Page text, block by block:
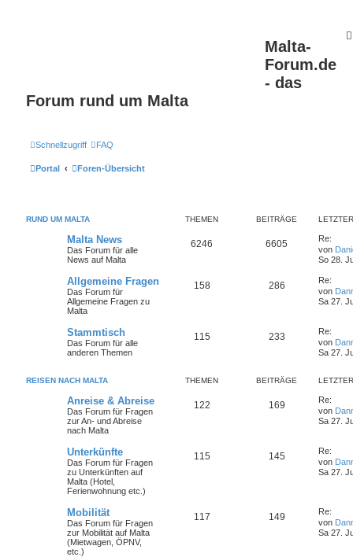
Malta-
Forum.de
- das
Forum rund um Malta
Schnellzugriff FAQ
Portal Foren-Übersicht
RUND UM MALTA THEMEN BEITRÄGE
Malta News
Das Forum für alle
News auf Malta
6246 6605
Re:
von
So 28.
Allgemeine Fragen
Das Forum für
Allgemeine Fragen zu
Malta
158 286
Re:
von
Sa 27.
Stammtisch
Das Forum für alle
anderen Themen
115 233
Re:
von
Sa 27.
REISEN NACH MALTA THEMEN BEITRÄGE
Anreise & Abreise
Das Forum für Fragen
zur An- und Abreise
nach Malta
122 169
Re:
von
Sa 27.
Unterkünfte
Das Forum für Fragen
zu Unterkünften auf
Malta (Hotel,
Ferienwohnung etc.)
115 145
Re:
von
Sa 27.
Mobilität
Das Forum für Fragen
zur Mobilität auf Malta
(Mietwagen, ÖPNV,
etc.)
117 149
Re:
von
Sa 27.